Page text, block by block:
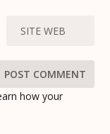
how your